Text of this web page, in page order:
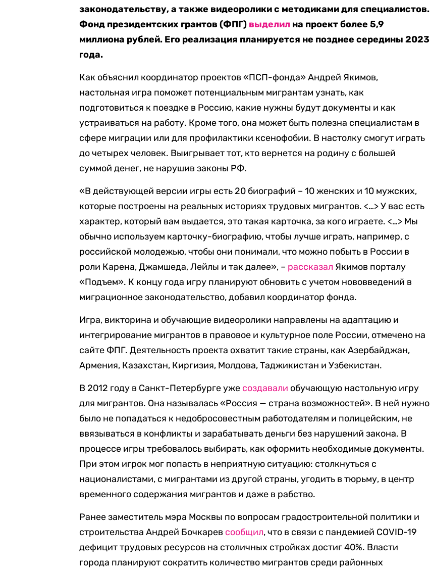
законодательству, а также видеоролики с методиками для специалистов.
Фонд президентских грантов (ФПГ) выделил на проект более 5,9
миллиона рублей. Его реализация планируется не позднее середины 2023
года.
Как объяснил координатор проектов «ПСП-фонда» Андрей Якимов,
настольная игра поможет потенциальным мигрантам узнать, как
подготовиться к поездке в Россию, какие нужны будут документы и как
устраиваться на работу. Кроме того, она может быть полезна специалистам в
сфере миграции или для профилактики ксенофобии. В настолку смогут играть
до четырех человек. Выигрывает тот, кто вернется на родину с большей
суммой денег, не нарушив законы РФ.
«В действующей версии игры есть 20 биографий – 10 женских и 10 мужских,
которые построены на реальных историях трудовых мигрантов. <…> У вас есть
характер, который вам выдается, это такая карточка, за кого играете. <…> Мы
обычно используем карточку-биографию, чтобы лучше играть, например, с
российской молодежью, чтобы они понимали, что можно побыть в России в
роли Карена, Джамшеда, Лейлы и так далее», – рассказал Якимов порталу
«Подъем». К концу года игру планируют обновить с учетом нововведений в
миграционное законодательство, добавил координатор фонда.
Игра, викторина и обучающие видеоролики направлены на адаптацию и
интегрирование мигрантов в правовое и культурное поле России, отмечено на
сайте ФПГ. Деятельность проекта охватит такие страны, как Азербайджан,
Армения, Казахстан, Киргизия, Молдова, Таджикистан и Узбекистан.
В 2012 году в Санкт-Петербурге уже создавали обучающую настольную игру
для мигрантов. Она называлась «Россия — страна возможностей». В ней нужно
было не попадаться к недобросовестным работодателям и полицейским, не
ввязываться в конфликты и зарабатывать деньги без нарушений закона. В
процессе игры требовалось выбирать, как оформить необходимые документы.
При этом игрок мог попасть в неприятную ситуацию: столкнуться с
националистами, с мигрантами из другой страны, угодить в тюрьму, в центр
временного содержания мигрантов и даже в рабство.
Ранее заместитель мэра Москвы по вопросам градостроительной политики и
строительства Андрей Бочкарев сообщил, что в связи с пандемией COVID-19
дефицит трудовых ресурсов на столичных стройках достиг 40%. Власти
города планируют сократить количество мигрантов среди районных